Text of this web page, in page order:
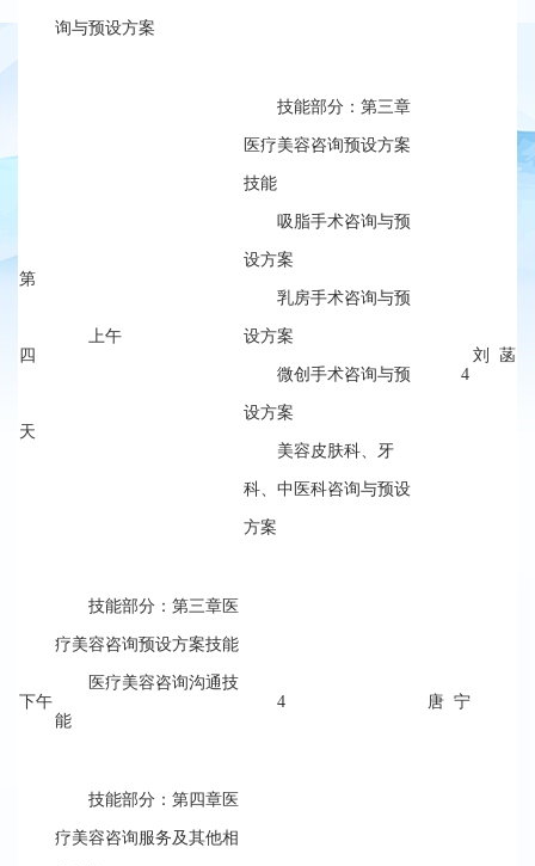
询与预设方案
第
四
天
上午
技能部分：第三章
医疗美容咨询预设方案
技能
吸脂手术咨询与预
设方案
乳房手术咨询与预
设方案
微创手术咨询与预
设方案
美容皮肤科、牙
科、中医科咨询与预设
方案
4
刘 菡
下午
技能部分：第三章医
疗美容咨询预设方案技能
医疗美容咨询沟通技
能
4 唐 宁
技能部分：第四章医
疗美容咨询服务及其他相